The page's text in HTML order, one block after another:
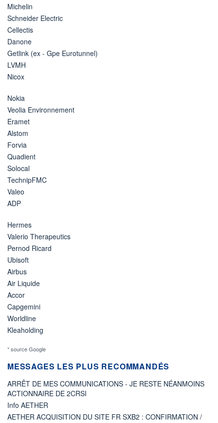
Michelin
Schneider Electric
Cellectis
Danone
Getlink (ex - Gpe Eurotunnel)
LVMH
Nicox
Nokia
Veolia Environnement
Eramet
Alstom
Forvia
Quadient
Solocal
TechnipFMC
Valeo
ADP
Hermes
Valerio Therapeutics
Pernod Ricard
Ubisoft
Airbus
Air Liquide
Accor
Capgemini
Worldline
Kleaholding
* source Google
MESSAGES LES PLUS RECOMMANDÉS
ARRÊT DE MES COMMUNICATIONS - JE RESTE NÉANMOINS
ACTIONNAIRE DE 2CRSI
Info AETHER
AETHER ACQUISITION DU SITE FR SXB2 : CONFIRMATION /